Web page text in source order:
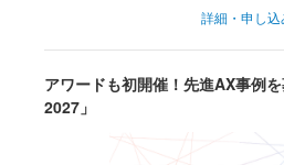
詳細・申し込
アワードも初開催！先進AX事例
2027」